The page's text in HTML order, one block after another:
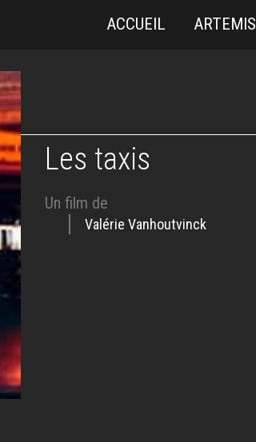
ACCUEIL ARTEMIS
Les taxis
Un film de
Valérie Vanhoutvinck